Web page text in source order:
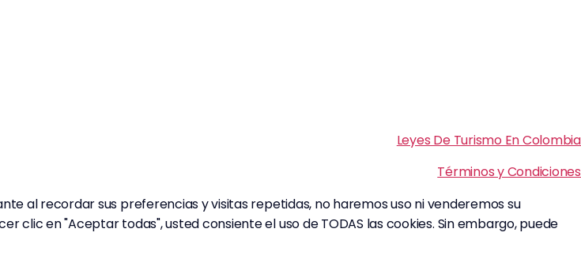
Leyes De Turismo En Colombia
Términos y Condiciones
al recordar sus preferencias y visitas repetidas, no haremos uso ni venderemos su
en "Aceptar todas", usted consiente el uso de TODAS las cookies. Sin embargo, puede